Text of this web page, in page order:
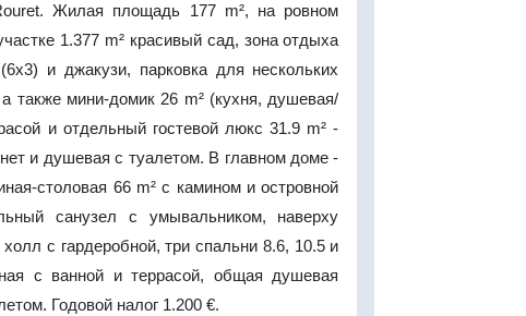
Жилая площадь 177 m², на ровном
1.377 m² красивый сад, зона отдыха
и джакузи, парковка для нескольких
также мини-домик 26 m² (кухня, душевая/
и отдельный гостевой люкс 31.9 m² -
и душевая с туалетом. В главном доме -
столовая 66 m² с камином и островной
санузел с умывальником, наверху
с гардеробной, три спальни 8.6, 10.5 и
с ванной и террасой, общая душевая
Годовой налог 1.200 €.